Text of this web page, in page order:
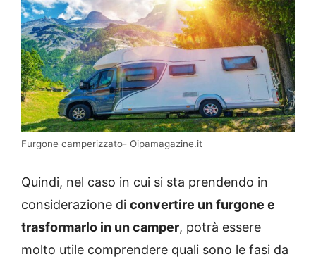
Furgone camperizzato- Oipamagazine.it
Quindi, nel caso in cui si sta prendendo in
considerazione di convertire un furgone e
trasformarlo in un camper, potrà essere
molto utile comprendere quali sono le fasi da